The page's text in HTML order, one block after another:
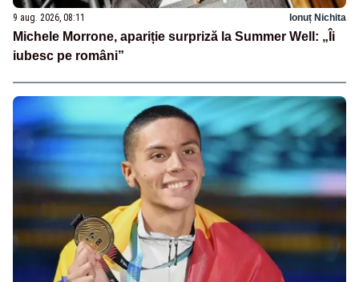
9 aug. 2026, 08:11 Ionuț Nichita
Michele Morrone, apariție surpriză la Summer Well: „Îi
iubesc pe români”